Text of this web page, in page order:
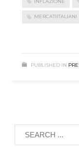
MERCATIITALIANI
PUBLISHED IN